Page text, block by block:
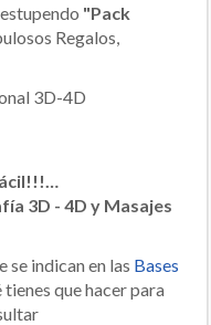
"Pack
Regalos,
3D-4D
se indican en las Bases
tienes que hacer para